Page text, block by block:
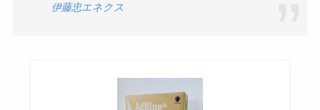
伊藤忠エネクス